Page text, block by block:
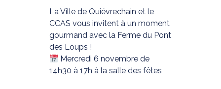
La Ville de Quiévrechain et le
CCAS vous invitent à un moment
gourmand avec la Ferme du Pont
des Loups !
Mercredi 6 novembre de
14h30 à 17h à la salle des fêtes